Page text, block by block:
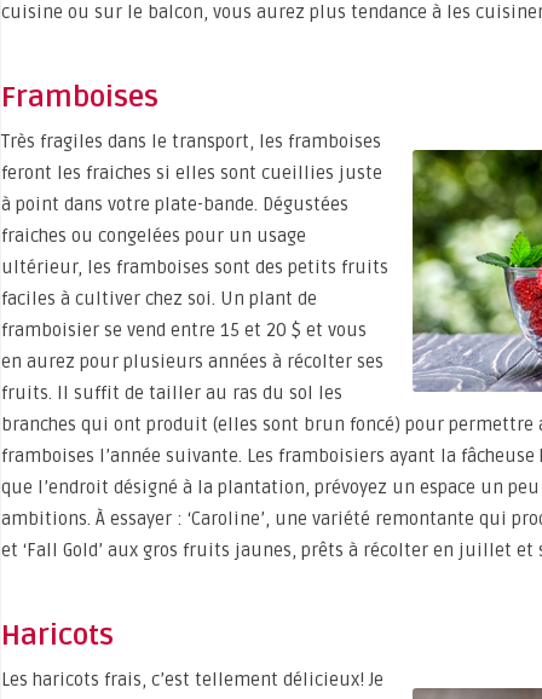
cuisine ou sur le balcon, vous aurez plus tendance à les
Framboises
Très fragiles dans le transport, les framboises
feront les fraiches si elles sont cueillies juste
à point dans votre plate-bande. Dégustées
fraiches ou congelées pour un usage
ultérieur, les framboises sont des petits fruits
faciles à cultiver chez soi. Un plant de
framboisier se vend entre 15 et 20 $ et vous
en aurez pour plusieurs années à récolter ses
fruits. Il suffit de tailler au ras du sol les
branches qui ont produit (elles sont brun foncé) pour permettre
framboises l’année suivante. Les framboisiers ayant la
que l’endroit désigné à la plantation, prévoyez un espace un
ambitions. À essayer : ‘Caroline’, une variété remontante qui
et ‘Fall Gold’ aux gros fruits jaunes, prêts à récolter en juillet et
Haricots
Les haricots frais, c’est tellement délicieux! Je